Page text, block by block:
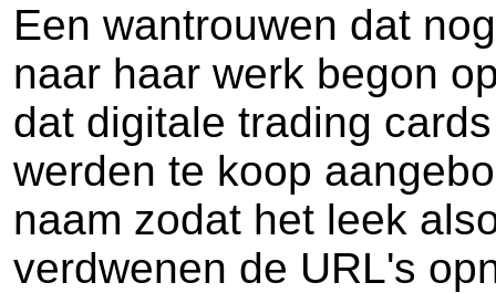
Een wantrouwen dat
naar haar werk begon
dat digitale trading
werden te koop
naam zodat het leek
verdwenen de URL's